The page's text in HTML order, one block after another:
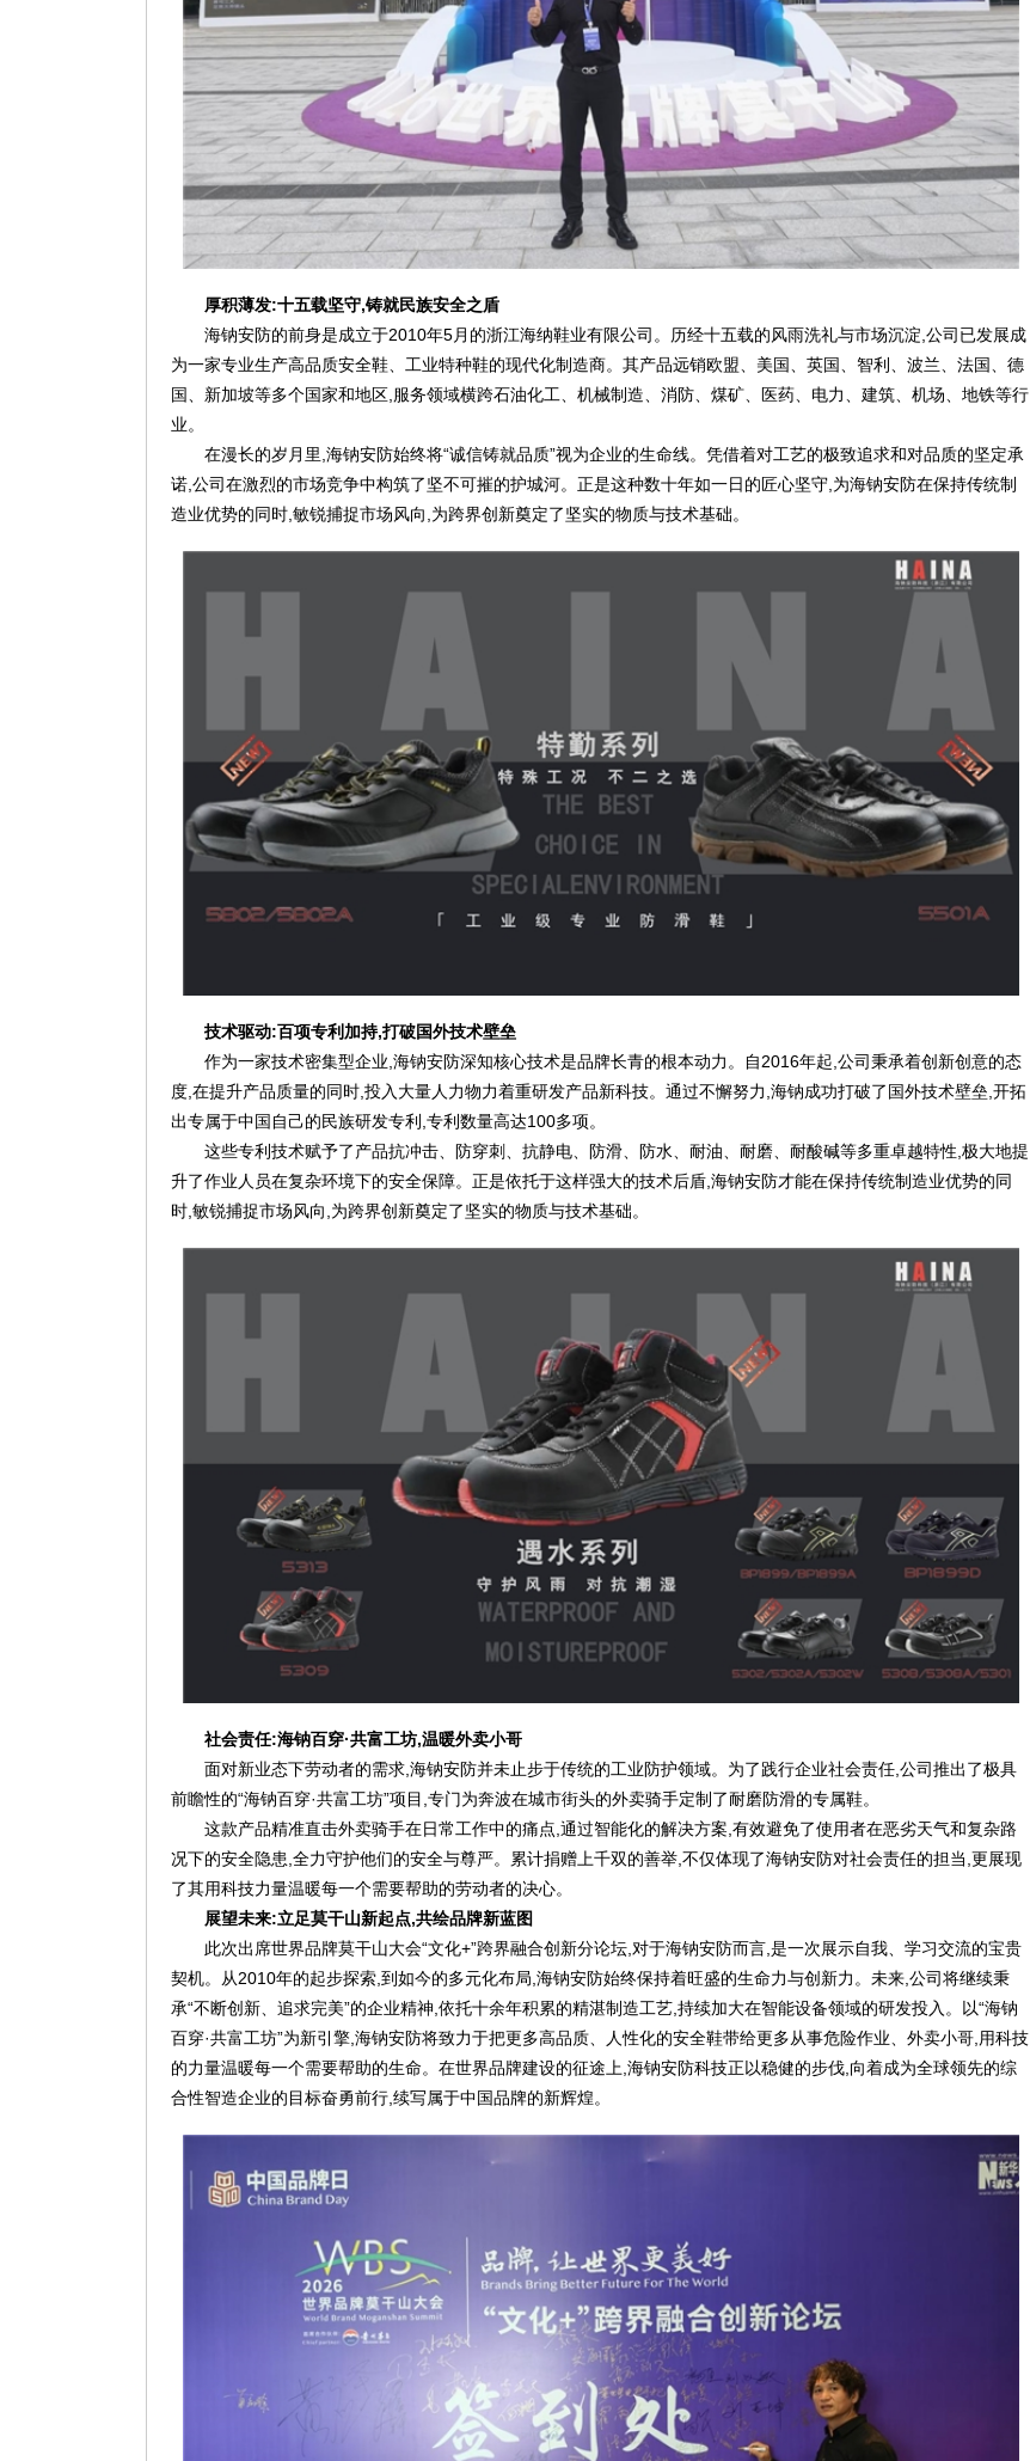
厚积薄发:十五载坚守,铸就民族安全之盾
海钠安防的前身是成立于2010年5月的浙江海纳鞋业有限公司。历经十五载的风雨洗礼与市场沉淀,公司已发展成
为一家专业生产高品质安全鞋、工业特种鞋的现代化制造商。其产品远销欧盟、美国、英国、智利、波兰、法国、德
国、新加坡等多个国家和地区,服务领域横跨石油化工、机械制造、消防、煤矿、医药、电力、建筑、机场、地铁等行
业。
在漫长的岁月里,海钠安防始终将“诚信铸就品质”视为企业的生命线。凭借着对工艺的极致追求和对品质的坚定承
诺,公司在激烈的市场竞争中构筑了坚不可摧的护城河。正是这种数十年如一日的匠心坚守,为海钠安防在保持传统制
造业优势的同时,敏锐捕捉市场风向,为跨界创新奠定了坚实的物质与技术基础。
技术驱动:百项专利加持,打破国外技术壁垒
作为一家技术密集型企业,海钠安防深知核心技术是品牌长青的根本动力。自2016年起,公司秉承着创新创意的态
度,在提升产品质量的同时,投入大量人力物力着重研发产品新科技。通过不懈努力,海钠成功打破了国外技术壁垒,开拓
出专属于中国自己的民族研发专利,专利数量高达100多项。
这些专利技术赋予了产品抗冲击、防穿刺、抗静电、防滑、防水、耐油、耐磨、耐酸碱等多重卓越特性,极大地提
升了作业人员在复杂环境下的安全保障。正是依托于这样强大的技术后盾,海钠安防才能在保持传统制造业优势的同
时,敏锐捕捉市场风向,为跨界创新奠定了坚实的物质与技术基础。
社会责任:海钠百穿·共富工坊,温暖外卖小哥
面对新业态下劳动者的需求,海钠安防并未止步于传统的工业防护领域。为了践行企业社会责任,公司推出了极具
前瞻性的“海钠百穿·共富工坊”项目,专门为奔波在城市街头的外卖骑手定制了耐磨防滑的专属鞋。
这款产品精准直击外卖骑手在日常工作中的痛点,通过智能化的解决方案,有效避免了使用者在恶劣天气和复杂路
况下的安全隐患,全力守护他们的安全与尊严。累计捐赠上千双的善举,不仅体现了海钠安防对社会责任的担当,更展现
了其用科技力量温暖每一个需要帮助的劳动者的决心。
展望未来:立足莫干山新起点,共绘品牌新蓝图
此次出席世界品牌莫干山大会“文化+”跨界融合创新分论坛,对于海钠安防而言,是一次展示自我、学习交流的宝贵
契机。从2010年的起步探索,到如今的多元化布局,海钠安防始终保持着旺盛的生命力与创新力。未来,公司将继续秉
承“不断创新、追求完美”的企业精神,依托十余年积累的精湛制造工艺,持续加大在智能设备领域的研发投入。以“海钠
百穿·共富工坊”为新引擎,海钠安防将致力于把更多高品质、人性化的安全鞋带给更多从事危险作业、外卖小哥,用科技
的力量温暖每一个需要帮助的生命。在世界品牌建设的征途上,海钠安防科技正以稳健的步伐,向着成为全球领先的综
合性智造企业的目标奋勇前行,续写属于中国品牌的新辉煌。